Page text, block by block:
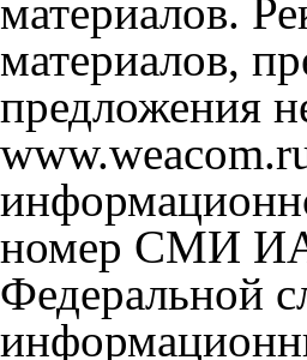
материалов.
материалов,
предложения
номер СМИ ИА
Федеральной